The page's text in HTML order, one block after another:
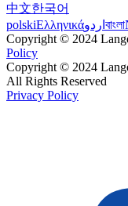
中文한국어
polskiΕλληνικάاردو বাংলা
Copyright © 2024
Policy
Copyright © 2024
All Rights Reserved
Privacy Policy